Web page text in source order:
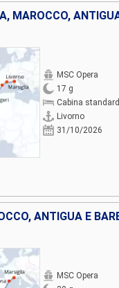
MSC Opera
17 g
Cabina standard
Livorno
31/10/2026
MSC Opera